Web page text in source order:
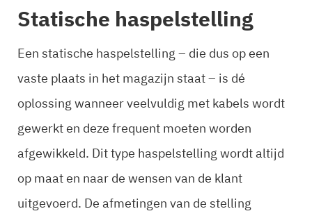
Statische haspelstelling
Een statische haspelstelling – die dus op een
vaste plaats in het magazijn staat – is dé
oplossing wanneer veelvuldig met kabels wordt
gewerkt en deze frequent moeten worden
afgewikkeld. Dit type haspelstelling wordt altijd
op maat en naar de wensen van de klant
uitgevoerd. De afmetingen van de stelling